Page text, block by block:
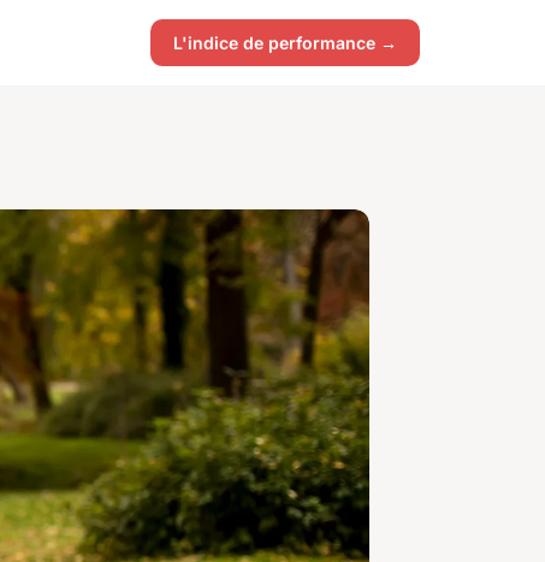
L'indice de performance →